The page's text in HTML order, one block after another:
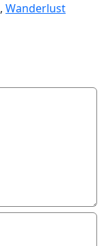
, Wanderlust